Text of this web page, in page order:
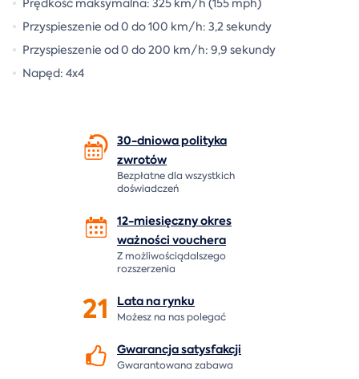
Prędkość maksymalna: 325 km/h (155 mph)
Przyspieszenie od 0 do 100 km/h: 3,2 sekundy
Przyspieszenie od 0 do 200 km/h: 9,9 sekundy
Napęd: 4x4
30-dniowa polityka
zwrotów
Bezpłatne dla wszystkich
doświadczeń
12-miesięczny okres
ważności vouchera
Z możliwościądalszego
rozszerzenia
21 Lata narynku
Możesz na nas polegać
Gwarancjasatysfakcji
Gwarantowana zabawa